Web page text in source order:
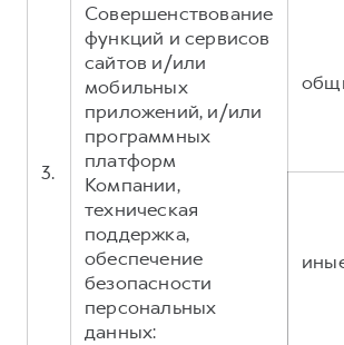
3.
Совершенствование
функций и сервисов
сайтов и/или
мобильных
приложений, и/или
программных
платформ
Компании,
техническая
поддержка,
обеспечение
безопасности
персональных
данных: